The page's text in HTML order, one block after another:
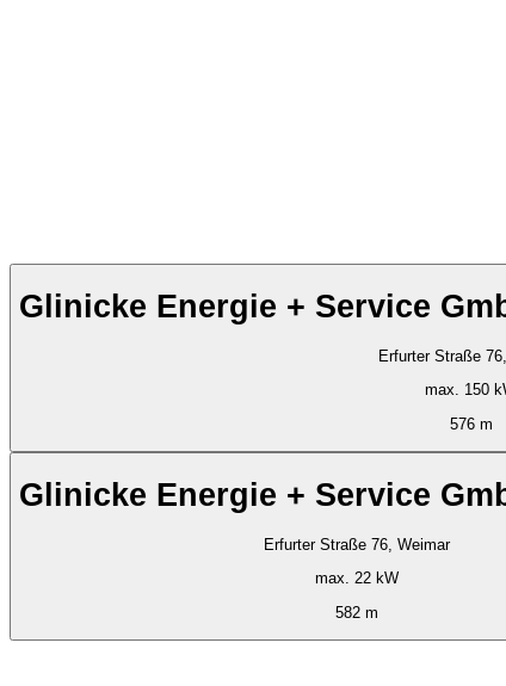
Glinicke Energie + Service
Erfurter Straße
max. 150
576 m
Glinicke Energie + Service
Erfurter Straße 76, Weimar
max. 22 kW
582 m